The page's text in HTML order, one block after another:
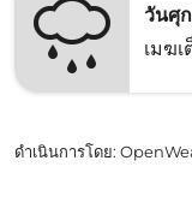
วันศุ
เมฆ
ดำเนินการโดย: